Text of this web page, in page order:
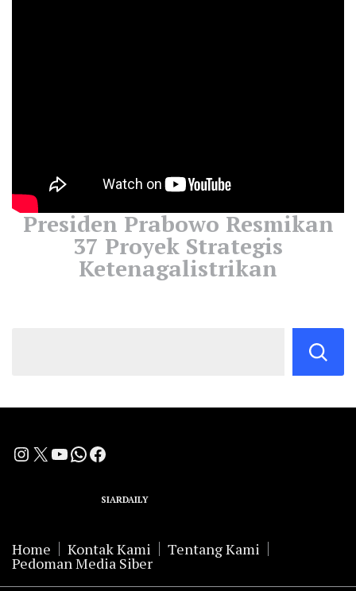
Presiden Prabowo Resmikan
37 Proyek Strategis
Ketenagalistrikan
Instagram
X YouTube
WhatsApp
Facebook
SIARDAILY
Home Kontak Kami Tentang Kami
Pedoman Media Siber